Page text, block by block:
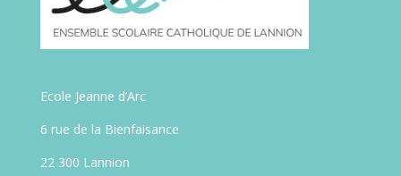
Ecole Jeanne d’Arc
6 rue de la Bienfaisance
22 300 Lannion